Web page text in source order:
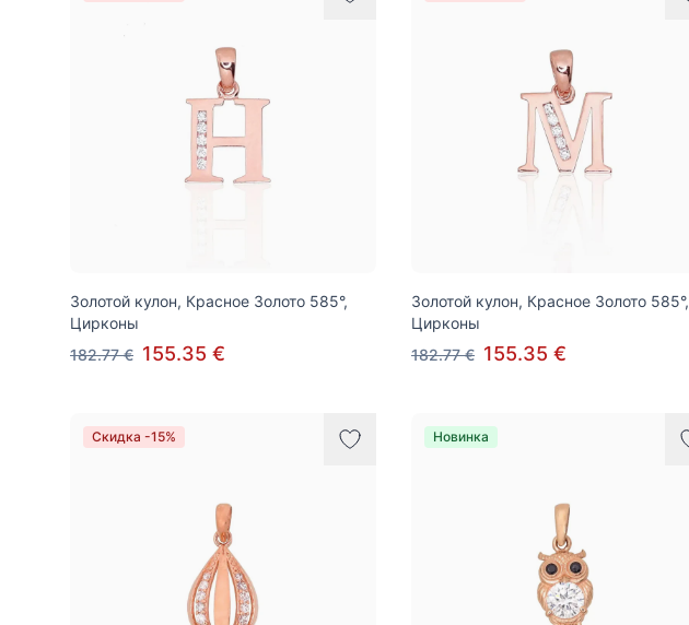
Золотой кулон, Красное Золото 585°,
Цирконы
182.77 € 155.35 €
Золотой кулон, Красное Золото 585°,
Цирконы
182.77 € 155.35 €
Скидка -15% Новинка